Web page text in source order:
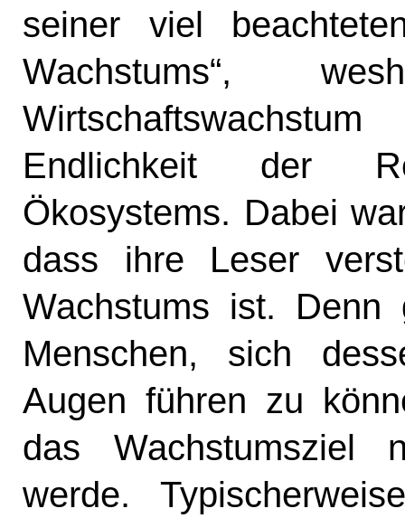
seiner viel
Wachstums“,
Endlichkeit der
Ökosystems. Dabei
dass ihre Leser
Wachstums ist. Denn
Menschen, sich
Augen führen zu
das Wachstumsziel
werde.